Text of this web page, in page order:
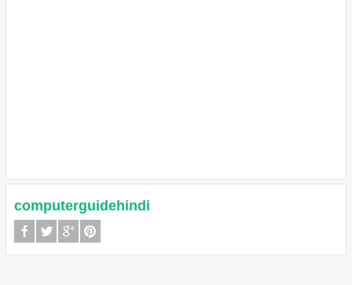
computerguidehindi